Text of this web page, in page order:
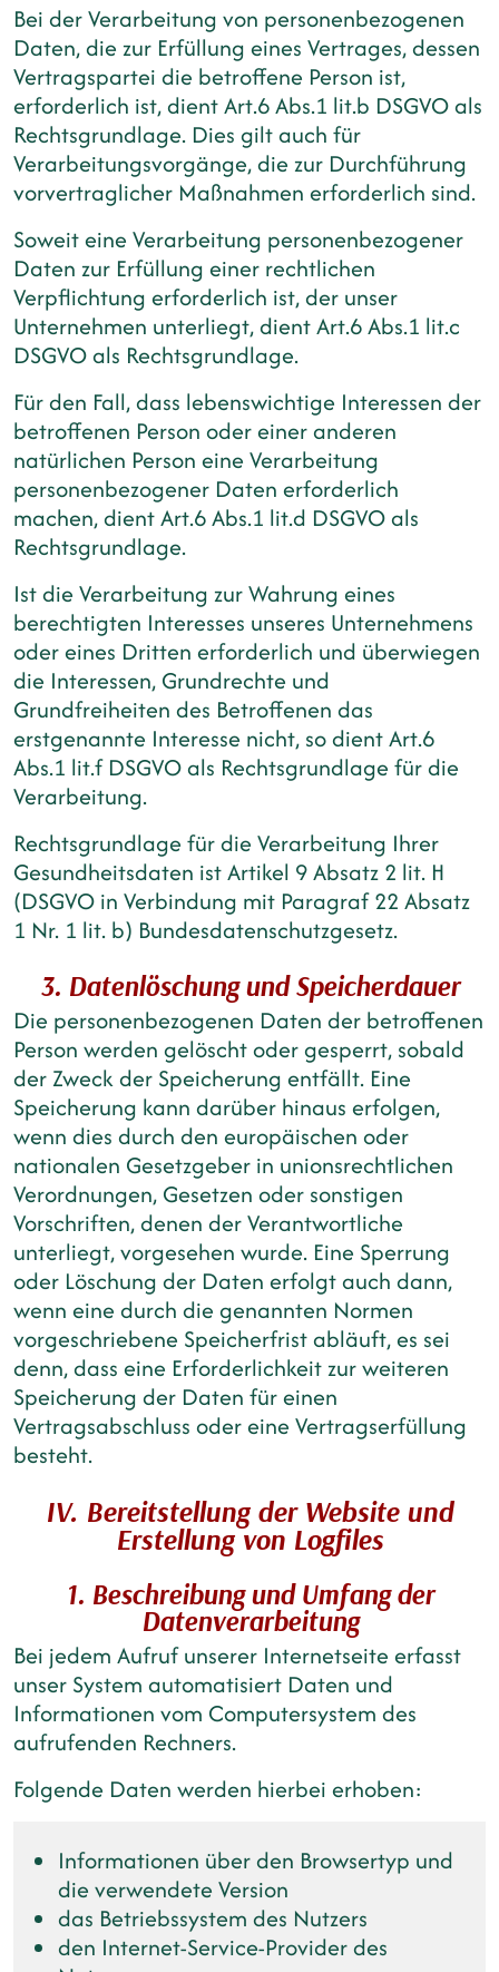
Bei der Verarbeitung von personenbezogenen
Daten, die zur Erfüllung eines Vertrages, dessen
Vertragspartei die betroffene Person ist,
erforderlich ist, dient Art.6 Abs.1 lit.b DSGVO als
Rechtsgrundlage. Dies gilt auch für
Verarbeitungsvorgänge, die zur Durchführung
vorvertraglicher Maßnahmen erforderlich sind.
Soweit eine Verarbeitung personenbezogener
Daten zur Erfüllung einer rechtlichen
Verpflichtung erforderlich ist, der unser
Unternehmen unterliegt, dient Art.6 Abs.1 lit.c
DSGVO als Rechtsgrundlage.
Für den Fall, dass lebenswichtige Interessen der
betroffenen Person oder einer anderen
natürlichen Person eine Verarbeitung
personenbezogener Daten erforderlich
machen, dient Art.6 Abs.1 lit.d DSGVO als
Rechtsgrundlage.
Ist die Verarbeitung zur Wahrung eines
berechtigten Interesses unseres Unternehmens
oder eines Dritten erforderlich und überwiegen
die Interessen, Grundrechte und
Grundfreiheiten des Betroffenen das
erstgenannte Interesse nicht, so dient Art.6
Abs.1 lit.f DSGVO als Rechtsgrundlage für die
Verarbeitung.
Rechtsgrundlage für die Verarbeitung Ihrer
Gesundheitsdaten ist Artikel 9 Absatz 2 lit. H
(DSGVO in Verbindung mit Paragraf 22 Absatz
1 Nr. 1 lit. b) Bundesdatenschutzgesetz.
3. Datenlöschung und Speicherdauer
Die personenbezogenen Daten der betroffenen
Person werden gelöscht oder gesperrt, sobald
der Zweck der Speicherung entfällt. Eine
Speicherung kann darüber hinaus erfolgen,
wenn dies durch den europäischen oder
nationalen Gesetzgeber in unionsrechtlichen
Verordnungen, Gesetzen oder sonstigen
Vorschriften, denen der Verantwortliche
unterliegt, vorgesehen wurde. Eine Sperrung
oder Löschung der Daten erfolgt auch dann,
wenn eine durch die genannten Normen
vorgeschriebene Speicherfrist abläuft, es sei
denn, dass eine Erforderlichkeit zur weiteren
Speicherung der Daten für einen
Vertragsabschluss oder eine Vertragserfüllung
besteht.
IV. Bereitstellung der Website und
Erstellung von Logfiles
1. Beschreibung und Umfang der
Datenverarbeitung
Bei jedem Aufruf unserer Internetseite erfasst
unser System automatisiert Daten und
Informationen vom Computersystem des
aufrufenden Rechners.
Folgende Daten werden hierbei erhoben:
Informationen über den Browsertyp und
die verwendete Version
das Betriebssystem des Nutzers
den Internet-Service-Provider des